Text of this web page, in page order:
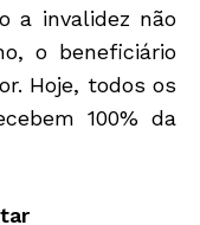
a invalidez não
o beneficiário
Hoje, todos os
100% da